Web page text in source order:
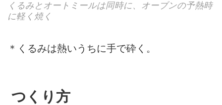
くるみとオートミールは同時に、オーブンの予熱時
に軽く焼く
＊くるみは熱いうちに手で砕く。
つくり方